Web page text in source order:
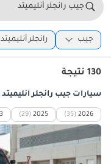
جيب رانجلر أنليميتد
جيب رانجلر أنليميتد
130 نتيجة
سيارات جيب رانجلر
2026
(35)
2025
(29)